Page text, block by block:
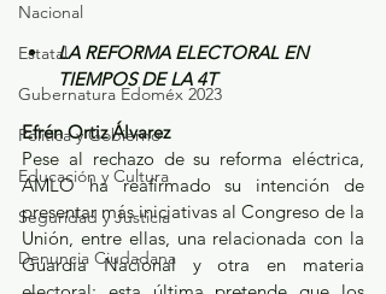
Nacional
Estatal
Gubernatura Edoméx 2023
Política y Gobierno
Educación y Cultura
Seguridad y Justicia
Denuncia Ciudadana
LA REFORMA ELECTORAL EN
TIEMPOS DE LA 4T
Efrén Ortiz Álvarez
Pese al rechazo de su reforma eléctrica,
AMLO ha reafirmado su intención de
presentar más iniciativas al Congreso de la
Unión, entre ellas, una relacionada con la
Guardia Nacional y otra en materia